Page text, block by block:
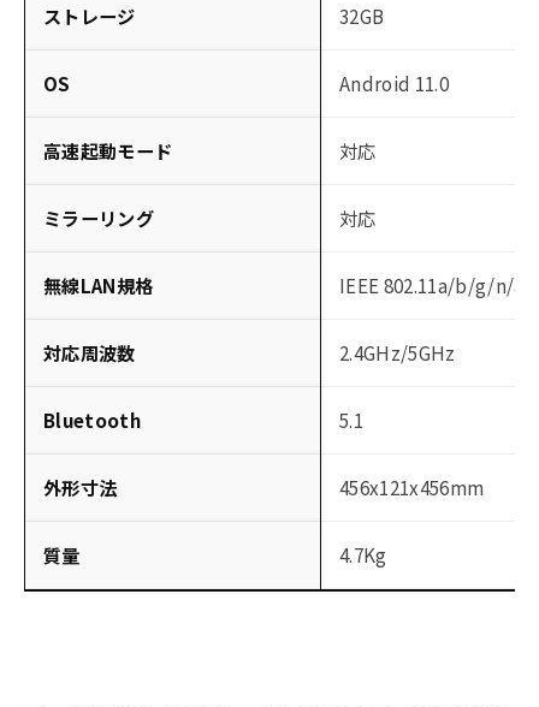
ストレージ 32GB
OS Android 11.0
高速起動モード 対応
ミラーリング 対応
無線LAN規格 IEEE 802.11a/b/g/n/ac
対応周波数 2.4GHz/5GHz
Bluetooth 5.1
外形寸法 456x121x456mm
質量 4.7Kg